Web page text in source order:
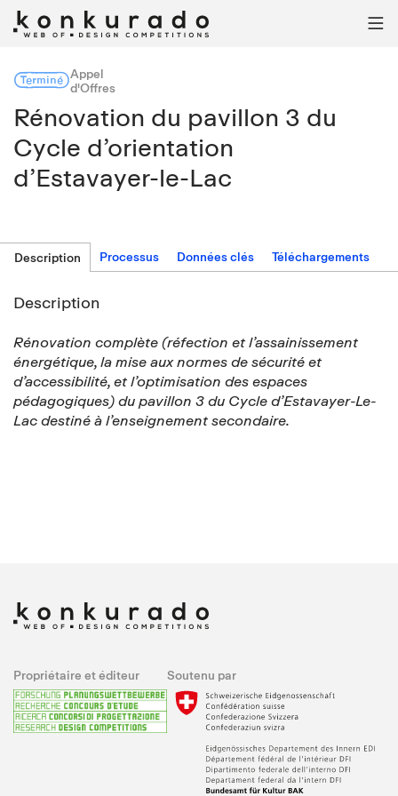

TerminéAppel
d'Offres
Rénovation du pavillon 3 du
Cycle d’orientation
d’Estavayer-le-Lac
Description Processus Données clés Téléchargements
Description
Rénovation complète (réfection et l’assainissement
énergétique, la mise aux normes de sécurité et
d’accessibilité, et l’optimisation des espaces
pédagogiques) du pavillon 3 du Cycle d’Estavayer-Le-
Lac destiné à l’enseignement secondaire.
Propriétaire et éditeur Soutenu par